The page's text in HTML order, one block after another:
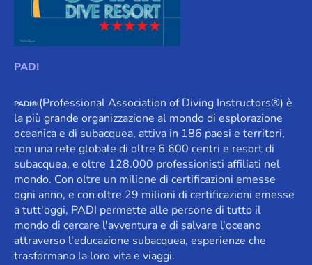
PADI
PADI® (Professional Association of Diving Instructors®) è
la più grande organizzazione al mondo di esplorazione
oceanica e di subacquea, attiva in 186 paesi e territori,
con una rete globale di oltre 6.600 centri e resort di
subacquea, e oltre 128.000 professionisti affiliati nel
mondo. Con oltre un milione di certificazioni emesse
ogni anno, e con oltre 29 milioni di certificazioni emesse
a tutt'oggi, PADI permette alle persone di tutto il
mondo di cercare l'avventura e di salvare l'oceano
attraverso l'educazione subacquea, esperienze che
trasformano la loro vita e viaggi.